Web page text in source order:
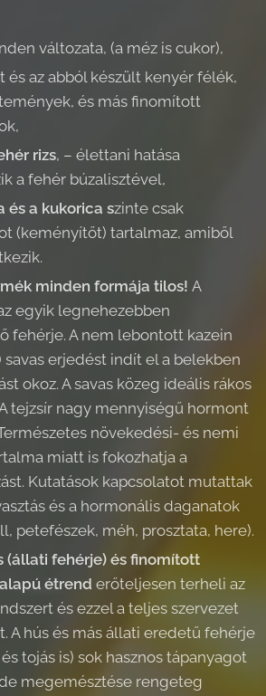
változata, (a méz is cukor),
t és az abból készült kenyér félék,
és más finomított
rizs, – élettani hatása
a fehér búzalisztével,
és a kukorica szinte csak
(keményítőt) tartalmaz, amiből
minden formája tilos! A
egyik legnehezebben
fehérje. A nem lebontott kazein
erjedést indít el a belekben
okoz. A savas közeg ideális rákos
tejzsír nagy mennyiségű hormont
növekedési- és nemi
miatt is fokozhatja a
Kutatások kapcsolatot mutattak
és a hormonális daganatok
petefészek, méh, prosztata, here).
(állati fehérje) és finomított
étrend erőteljesen terheli az
és ezzel a teljes szervezet
A hús és más állati eredetű fehérje
tojás is) sok hasznos tápanyagot
megemésztése rengeteg